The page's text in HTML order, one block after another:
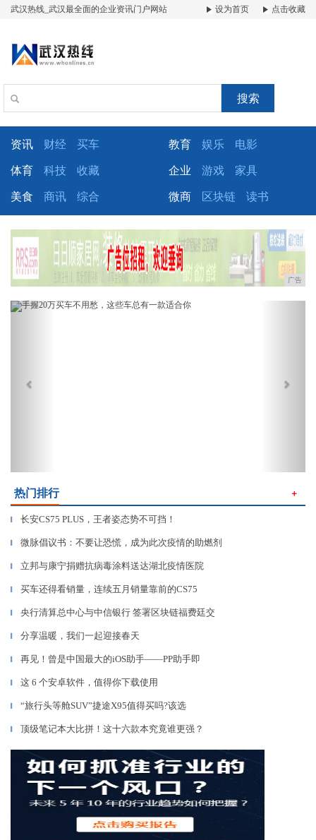
武汉热线_武汉最全面的企业资讯门户网站 设为首页 点击收藏
搜索
资讯 财经 买车 教育 娱乐 电影
体育 科技 收藏 企业 游戏 家具
美食 商讯 综合 微商 区块链 读书
广告
Previous
热门排行 ＋
▎ 长安CS75 PLUS，王者姿态势不可挡！
▎ 微脉倡议书：不要让恐慌，成为此次疫情的助燃剂
▎ 立邦与康宁捐赠抗病毒涂料送达湖北疫情医院
▎ 买车还得看销量，连续五月销量靠前的CS75
▎ 央行清算总中心与中信银行 签署区块链福费廷交
▎ 分享温暖，我们一起迎接春天
▎ 再见！曾是中国最大的iOS助手——PP助手即
▎ 这 6 个安卓软件，值得你下载使用
▎ “旅行头等舱SUV”捷途X95值得买吗?该选
▎ 顶级笔记本大比拼！这十六款本究竟谁更强？